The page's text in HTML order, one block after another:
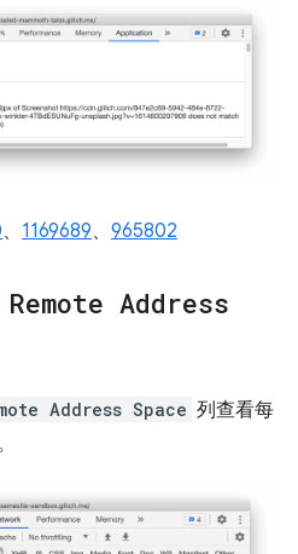
、 1169689、 965802
Remote Address
Address Space 列查看每